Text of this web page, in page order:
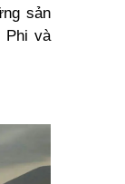
sản
Phi và